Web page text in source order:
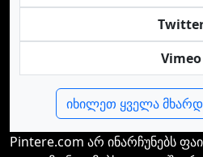
Vimeo
იხილეთ ყველა
Pintere.com არ ინარჩუნებს